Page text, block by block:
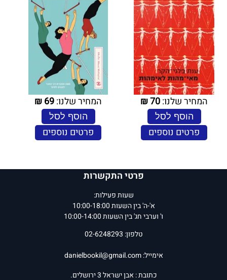
המחיר שלנו:70
₪
הוסף לסל
פרטים נוספים
המחיר שלנו:69
₪
הוסף לסל
פרטים נוספים
פרטי התקשרות
שעות פעילות:
א'-ה' בין השעות 10:00-18:00
ו' וערבי חג' בין השעות 10:00-14:00
טלפון: 02-6248293
אימייל:danielbookil@gmail.com
כתובת : אבן ישראל 3 ירושלים.